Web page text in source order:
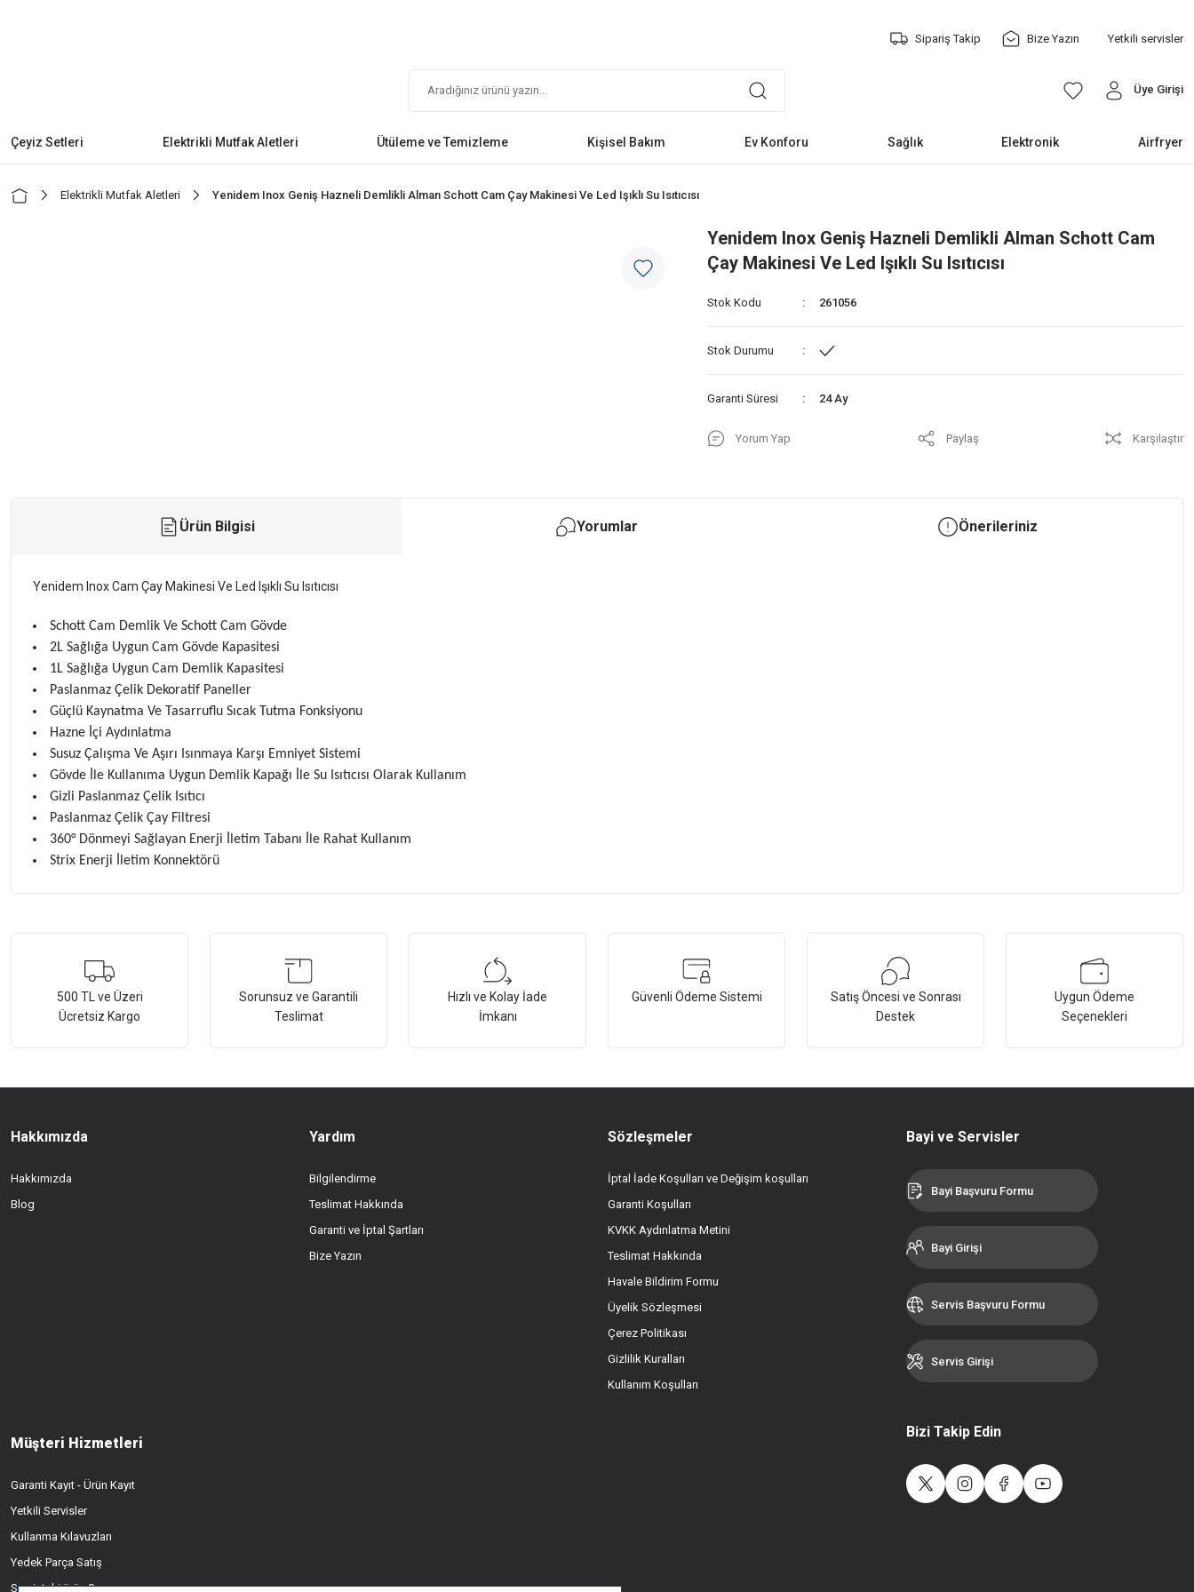
Sipariş Takip Bize Yazın Yetkili servisler
Üye Girişi
Çeyiz Setleri Elektrikli Mutfak Aletleri Ütüleme ve Temizleme Kişisel Bakım Ev Konforu Sağlık Elektronik Airfryer
Elektrikli Mutfak Aletleri Yenidem Inox Geniş Hazneli Demlikli Alman Schott Cam Çay Makinesi Ve Led Işıklı Su Isıtıcısı
Yenidem Inox Geniş Hazneli Demlikli Alman Schott Cam
Çay Makinesi Ve Led Işıklı Su Isıtıcısı
Stok Kodu 261056
Stok Durumu
Garanti Süresi 24 Ay
Yorum Yap Paylaş Karşılaştır
Ürün Bilgisi Yorumlar Önerileriniz
Yenidem Inox Cam Çay Makinesi Ve Led Işıklı Su Isıtıcısı
Schott Cam Demlik Ve Schott Cam Gövde
2L Sağlığa Uygun Cam Gövde Kapasitesi
1L Sağlığa Uygun Cam Demlik Kapasitesi
Paslanmaz Çelik Dekoratif Paneller
Güçlü Kaynatma Ve Tasarruflu Sıcak Tutma Fonksiyonu
Hazne İçi Aydınlatma
Susuz Çalışma Ve Aşırı Isınmaya Karşı Emniyet Sistemi
Gövde İle Kullanıma Uygun Demlik Kapağı İle Su Isıtıcısı Olarak Kullanım
Gizli Paslanmaz Çelik Isıtıcı
Paslanmaz Çelik Çay Filtresi
360° Dönmeyi Sağlayan Enerji İletim Tabanı İle Rahat Kullanım
Strix Enerji İletim Konnektörü
Ürün resmi kalitesiz, bozuk veya görüntülenemiyor.
Ürün açıklamasında eksik bilgiler bulunuyor.
Ürün bilgilerinde hatalar bulunuyor.
Gönder
500 TL ve Üzeri
Ücretsiz Kargo
Sorunsuz ve Garantili
Teslimat
Hızlı ve Kolay İade
İmkanı
Güvenli Ödeme Sistemi
Satış Öncesi ve Sonrası
Destek
Uygun Ödeme
Seçenekleri
Hakkımızda
Hakkımızda
Blog
Yardım
Bilgilendirme
Teslimat Hakkında
Garanti ve İptal Şartları
Bize Yazın
Sözleşmeler
İptal İade Koşulları ve Değişim koşulları
Garanti Koşulları
KVKK Aydınlatma Metini
Teslimat Hakkında
Havale Bildirim Formu
Üyelik Sözleşmesi
Çerez Politikası
Gizlilik Kuralları
Kullanım Koşulları
Müşteri Hizmetleri
Garanti Kayıt - Ürün Kayıt
Yetkili Servisler
Kullanma Kılavuzları
Yedek Parça Satış
Servisteki ürün Sorgusu
Bayi ve Servisler
Bayi Başvuru Formu
Bayi Girişi
Servis Başvuru Formu
Servis Girişi
Bizi Takip Edin